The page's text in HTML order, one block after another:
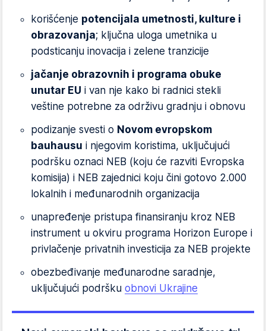
korišćenje potencijala umetnosti, kulture i
obrazovanja; ključna uloga umetnika u
podsticanju inovacija i zelene tranzicije
jačanje obrazovnih i programa obuke
unutar EU i van nje kako bi radnici stekli
veštine potrebne za održivu gradnju i obnovu
podizanje svesti o Novom evropskom
bauhausu i njegovim koristima, uključujući
podršku oznaci NEB (koju će razviti Evropska
komisija) i NEB zajednici koju čini gotovo 2.000
lokalnih i međunarodnih organizacija
unapređenje pristupa finansiranju kroz NEB
instrument u okviru programa Horizon Europe i
privlačenje privatnih investicija za NEB projekte
obezbeđivanje međunarodne saradnje,
uključujući podršku obnovi Ukrajine